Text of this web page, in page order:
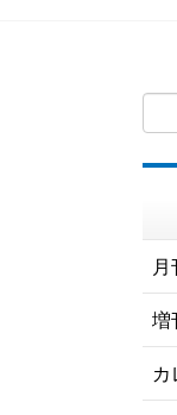
月
増
カ